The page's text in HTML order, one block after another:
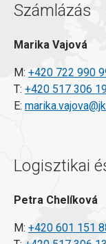
Számlázás
Marika Vajová
M: +420 722 990
T: +420 517 306
E:
Logisztikai
Petra Chelíková
M: +420 601 151